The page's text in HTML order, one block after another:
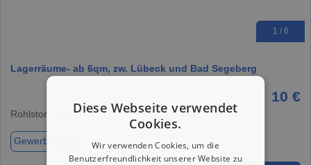
1 / 6
Lagerräume- ab 6qm, zw. Lübeck und Bad Segeberg
10 €
Rohlstorf, 23821
Gewerbeobjekt
Diese Webseite verwendet
Cookies.
Wir verwenden Cookies, um die
Benutzerfreundlichkeit unserer Website zu